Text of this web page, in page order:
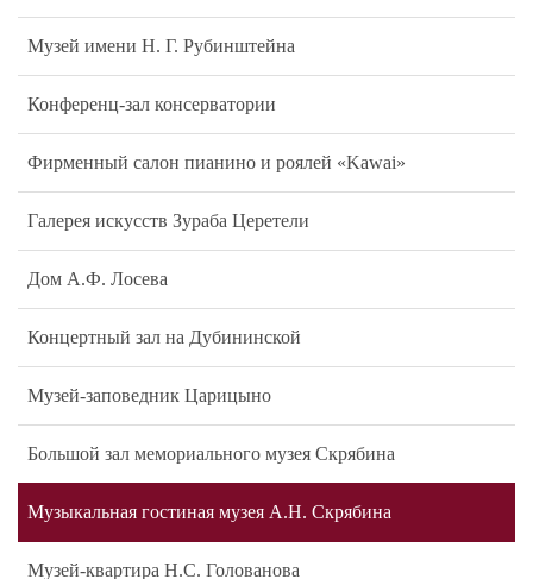
Музей имени Н. Г. Рубинштейна
Конференц-зал консерватории
Фирменный салон пианино и роялей «Kawai»
Галерея искусств Зураба Церетели
Дом А.Ф. Лосева
Концертный зал на Дубининской
Музей-заповедник Царицыно
Большой зал мемориального музея Скрябина
Музыкальная гостиная музея А.Н. Скрябина
Музей-квартира Н.С. Голованова